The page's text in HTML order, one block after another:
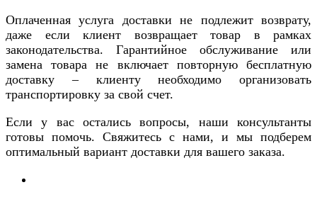
Оплаченная услуга доставки не подлежит возврату,
даже если клиент возвращает товар в рамках
законодательства. Гарантийное обслуживание или
замена товара не включает повторную бесплатную
доставку – клиенту необходимо организовать
транспортировку за свой счет.
Если у вас остались вопросы, наши консультанты
готовы помочь. Свяжитесь с нами, и мы подберем
оптимальный вариант доставки для вашего заказа.